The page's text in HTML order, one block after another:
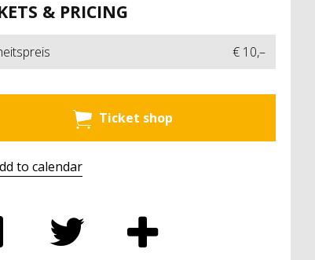
& PRICING
€ 10,–
Ticket shop
to calendar